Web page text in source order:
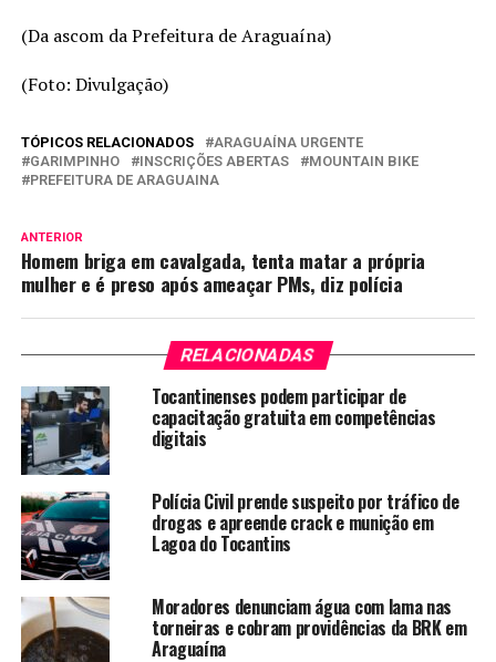
(Da ascom da Prefeitura de Araguaína)
(Foto: Divulgação)
TÓPICOS RELACIONADOS
ARAGUAÍNA URGENTE
GARIMPINHO
INSCRIÇÕES ABERTAS
MOUNTAIN BIKE
PREFEITURA DE ARAGUAINA
ANTERIOR
Homem briga em cavalgada, tenta matar a própria
mulher e é preso após ameaçar PMs, diz polícia
RELACIONADAS
Tocantinenses podem participar de
capacitação gratuita em competências
digitais
Polícia Civil prende suspeito por tráfico de
drogas e apreende crack e munição em
Lagoa do Tocantins
Moradores denunciam água com lama nas
torneiras e cobram providências da BRK em
Araguaína